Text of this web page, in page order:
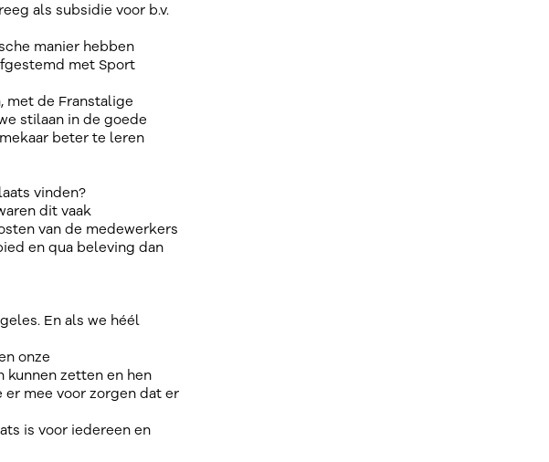
als subsidie voor b.v.
manier hebben
met Sport
met de Franstalige
stilaan in de goede
beter te leren
vinden?
dit vaak
van de medewerkers
en qua beleving dan
En als we héél
onze
kunnen zetten en hen
mee voor zorgen dat er
is voor iedereen en